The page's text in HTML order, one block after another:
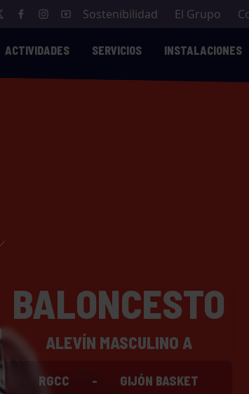
Sostenibilidad El Grupo
ACTIVIDADES SERVICIOS INSTALACIONES
BALONCESTO
ALEVÍN MASCULINO A
RGCC - GIJÓN BASKET